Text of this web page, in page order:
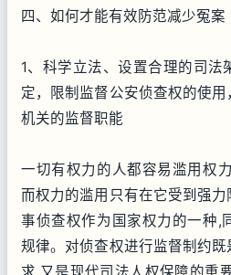
四、如何才能有效防范减少冤案
1、科学立法、设置合理的司法
定，限制监督公安侦查权的使
机关的监督职能
一切有权力的人都容易滥用权
而权力的滥用只有在它受到强力
事侦查权作为国家权力的一种,
规律。对侦查权进行监督制约